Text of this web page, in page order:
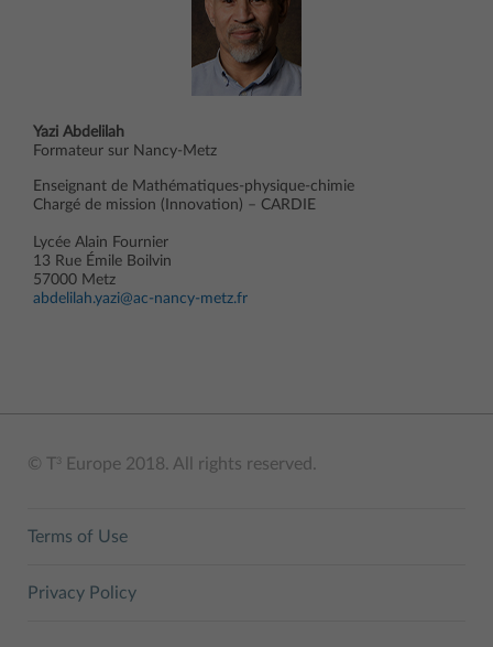
Yazi Abdelilah
Formateur sur Nancy-Metz
Enseignant de Mathématiques-physique-chimie
Chargé de mission (Innovation) – CARDIE
Lycée Alain Fournier
13 Rue Émile Boilvin
57000 Metz
abdelilah.yazi@ac-nancy-metz.fr
© T3 Europe 2018. All rights reserved.
Terms of Use
Privacy Policy